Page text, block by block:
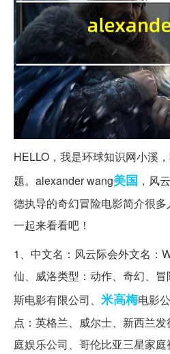
HELLO，我是环球知识网小溪
题。alexander wang美国 ，风
德执导的奇幻冒险电影简介很
一起来看看吧！
1、中文名：风云际会外文名：
仙、威洛类型：动作、奇幻、
斯电影有限公司、 米高梅电影
点：英格兰、威尔士、新西兰
庭娱乐公司、哥伦比亚三星家